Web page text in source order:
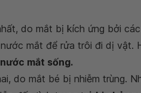
do mắt bị kích ứng bởi
nước mắt để rửa trôi đi dị vật.
mắt sống.
do mắt bé bị nhiễm trùng.